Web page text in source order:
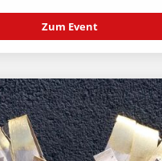
Zum Event